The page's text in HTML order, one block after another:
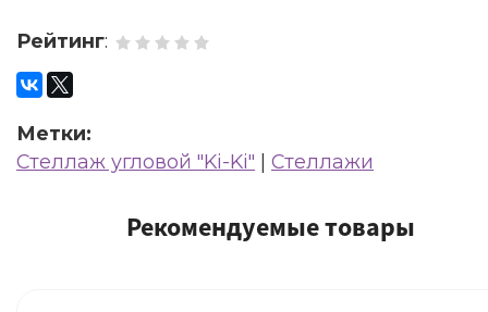
Рейтинг:
Метки:
Стеллаж угловой "Ki-Ki"
Стеллажи
Рекомендуемые товары